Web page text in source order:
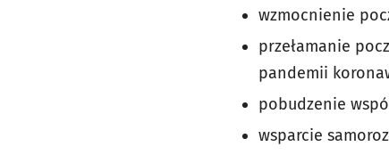
wzmocnienie
przełamanie
pandemii
pobudzenie
wsparcie